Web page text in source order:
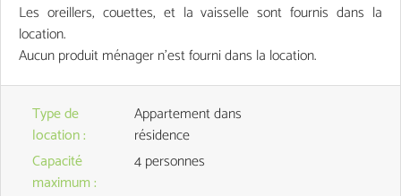
Les oreillers, couettes, et la vaisselle sont fournis dans la
location.
Aucun produit ménager n’est fourni dans la location.
Type de
location:
Appartement dans
résidence
Capacité
maximum:
4 personnes